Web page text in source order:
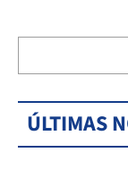
ÚLTIMAS